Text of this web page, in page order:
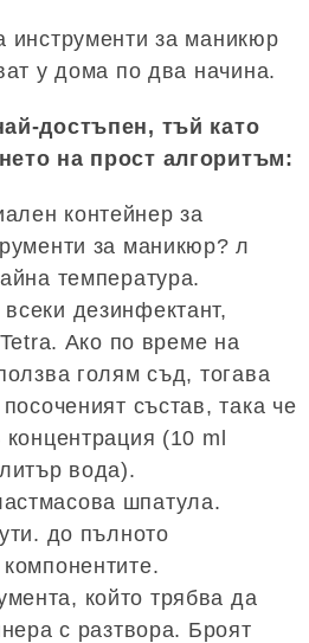
инструменти за маникюр
у дома по два начина.
достъпен, тъй като
на прост алгоритъм:
контейнер за
за маникюр? л
температура.
дезинфектант,
Ако по време на
голям съд, тогава
състав, така че
(10 ml
вода).
шпатула.
до пълното
който трябва да
с разтвора. Броят